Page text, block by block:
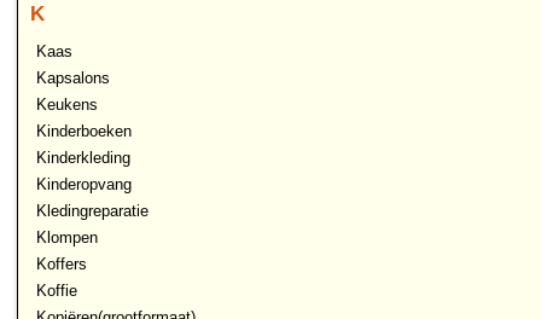
K
Kaas
Kapsalons
Keukens
Kinderboeken
Kinderkleding
Kinderopvang
Kledingreparatie
Klompen
Koffers
Koffie